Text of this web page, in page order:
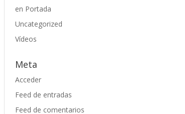
en Portada
Uncategorized
Vídeos
Meta
Acceder
Feed de entradas
Feed de comentarios